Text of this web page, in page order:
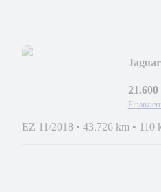
21.600
EZ 11/2018 • 43.726 km • 110